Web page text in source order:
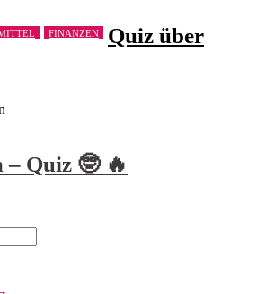
FINANZEN
Quiz über
– Quiz 🤓 🔥